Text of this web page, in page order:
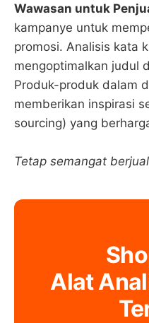
Wawasan untuk
kampanye untuk
promosi. Analisis kata
mengoptimalkan judul
Produk-produk dalam
memberikan inspirasi
sourcing) yang
Tetap semangat
Alat